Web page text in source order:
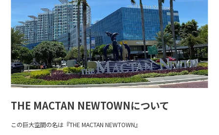
THE MACTAN NEWTOWNについて
この巨大空間の名は『THE MACTAN NEWTOWN』